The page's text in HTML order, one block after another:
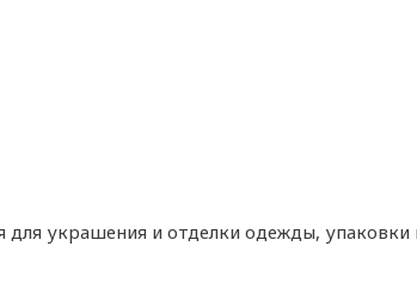
для украшения и отделки одежды,